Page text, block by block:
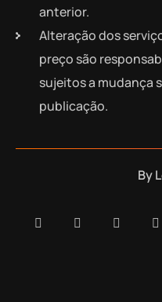
anterior.
Alteração dos
preço são
sujeitos a mudança
publicação.
By